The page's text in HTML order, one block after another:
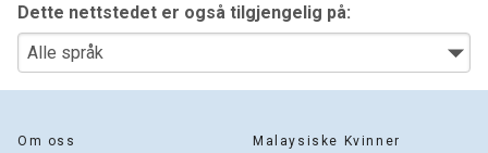
Dette nettstedet er også tilgjengelig på:
Om oss Malaysiske Kvinner